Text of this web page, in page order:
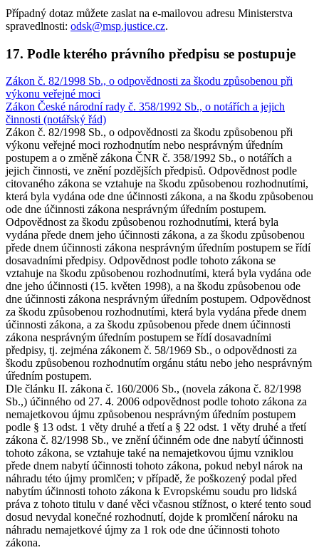
Případný dotaz můžete zaslat na e-mailovou adresu Ministerstva
spravedlnosti: odsk@msp.justice.cz.
17. Podle kterého právního předpisu se postupuje
Zákon č. 82/1998 Sb., o odpovědnosti za škodu způsobenou při
výkonu veřejné moci
Zákon České národní rady č. 358/1992 Sb., o notářích a jejich
činnosti (notářský řád)
Zákon č. 82/1998 Sb., o odpovědnosti za škodu způsobenou při
výkonu veřejné moci rozhodnutím nebo nesprávným úředním
postupem a o změně zákona ČNR č. 358/1992 Sb., o notářích a
jejich činnosti, ve znění pozdějších předpisů. Odpovědnost podle
citovaného zákona se vztahuje na škodu způsobenou rozhodnutími,
která byla vydána ode dne účinnosti zákona, a na škodu způsobenou
ode dne účinnosti zákona nesprávným úředním postupem.
Odpovědnost za škodu způsobenou rozhodnutími, která byla
vydána přede dnem jeho účinnosti zákona, a za škodu způsobenou
přede dnem účinnosti zákona nesprávným úředním postupem se řídí
dosavadními předpisy. Odpovědnost podle tohoto zákona se
vztahuje na škodu způsobenou rozhodnutími, která byla vydána ode
dne jeho účinnosti (15. květen 1998), a na škodu způsobenou ode
dne účinnosti zákona nesprávným úředním postupem. Odpovědnost
za škodu způsobenou rozhodnutími, která byla vydána přede dnem
účinnosti zákona, a za škodu způsobenou přede dnem účinnosti
zákona nesprávným úředním postupem se řídí dosavadními
předpisy, tj. zejména zákonem č. 58/1969 Sb., o odpovědnosti za
škodu způsobenou rozhodnutím orgánu státu nebo jeho nesprávným
úředním postupem.
Dle článku II. zákona č. 160/2006 Sb., (novela zákona č. 82/1998
Sb.,) účinného od 27. 4. 2006 odpovědnost podle tohoto zákona za
nemajetkovou újmu způsobenou nesprávným úředním postupem
podle § 13 odst. 1 věty druhé a třetí a § 22 odst. 1 věty druhé a třetí
zákona č. 82/1998 Sb., ve znění účinném ode dne nabytí účinnosti
tohoto zákona, se vztahuje také na nemajetkovou újmu vzniklou
přede dnem nabytí účinnosti tohoto zákona, pokud nebyl nárok na
náhradu této újmy promlčen; v případě, že poškozený podal před
nabytím účinnosti tohoto zákona k Evropskému soudu pro lidská
práva z tohoto titulu v dané věci včasnou stížnost, o které tento soud
dosud nevydal konečné rozhodnutí, dojde k promlčení nároku na
náhradu nemajetkové újmy za 1 rok ode dne účinnosti tohoto
zákona.